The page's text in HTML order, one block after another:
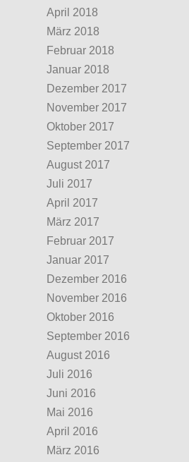
April 2018
März 2018
Februar 2018
Januar 2018
Dezember 2017
November 2017
Oktober 2017
September 2017
August 2017
Juli 2017
April 2017
März 2017
Februar 2017
Januar 2017
Dezember 2016
November 2016
Oktober 2016
September 2016
August 2016
Juli 2016
Juni 2016
Mai 2016
April 2016
März 2016